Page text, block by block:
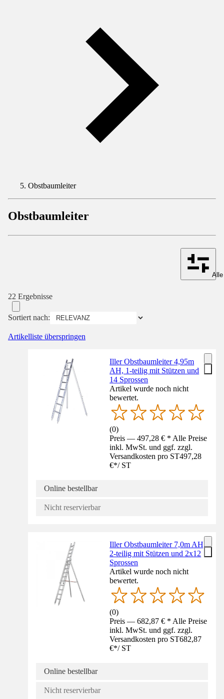
Obstbaumleiter
Obstbaumleiter
22 Ergebnisse
Sortiert nach:
Artikelliste überspringen
Iller Obstbaumleiter 4,95m
AH, 1-teilig mit Stützen und
14 Sprossen
Artikel wurde noch nicht
bewertet.
(0)
Preis — 497,28 € * Alle Preise
inkl. MwSt. und ggf. zzgl.
Versandkosten pro ST497,28
€*/ ST
Online bestellbar
Nicht reservierbar
Iller Obstbaumleiter 7,0m AH,
2-teilig mit Stützen und 2x12
Sprossen
Artikel wurde noch nicht
bewertet.
(0)
Preis — 682,87 € * Alle Preise
inkl. MwSt. und ggf. zzgl.
Versandkosten pro ST682,87
€*/ ST
Online bestellbar
Nicht reservierbar